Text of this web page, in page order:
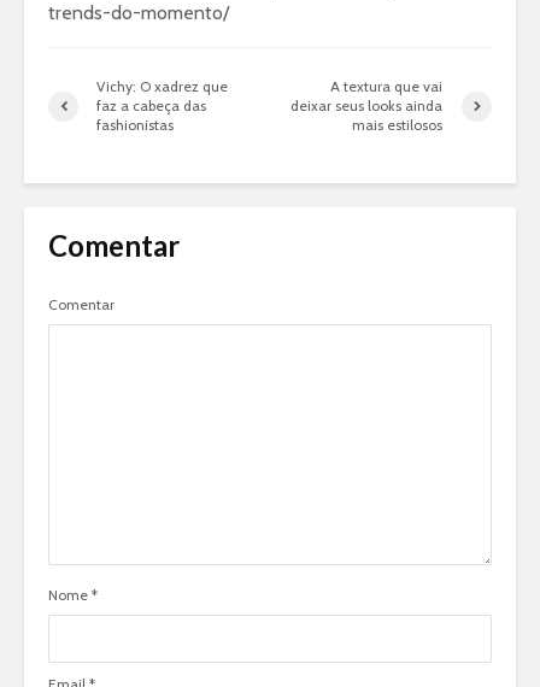
trends-do-momento/
Vichy: O xadrez que
faz a cabeça das
fashionistas
A textura que vai
deixar seus looks ainda
mais estilosos
Comentar
Comentar
Nome *